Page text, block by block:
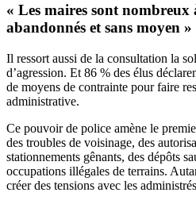
« Les maires sont nombreux
abandonnés et sans moyen »
Il ressort aussi de la consultation la
d’agression. Et 86 % des élus
de moyens de contrainte pour faire
administrative.
Ce pouvoir de police amène le
des troubles de voisinage, des
stationnements gênants, des dépôts
occupations illégales de terrains.
créer des tensions avec les